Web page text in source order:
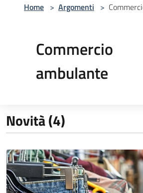
Home > Argomenti >
Commercio
ambulante
Novità (4)